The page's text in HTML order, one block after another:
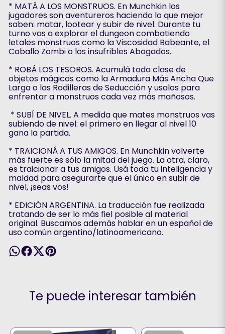
* MATÁ A LOS MONSTRUOS. En Munchkin los
jugadores son aventureros haciendo lo que mejor
saben: matar, lootear y subir de nivel. Durante tu
turno vas a explorar el dungeon combatiendo
letales monstruos como la Viscosidad Babeante, el
Caballo Zombi o los insufribles Abogados.
* ROBÁ LOS TESOROS. Acumulá toda clase de
objetos mágicos como la Armadura Más Ancha Que
Larga o las Rodilleras de Seducción y usalos para
enfrentar a monstruos cada vez más mañosos.
* SUBÍ DE NIVEL. A medida que mates monstruos vas
subiendo de nivel: el primero en llegar al nivel 10
gana la partida.
* TRAICIONÁ A TUS AMIGOS. En Munchkin volverte
más fuerte es sólo la mitad del juego. La otra, claro,
es traicionar a tus amigos. Usá toda tu inteligencia y
maldad para asegurarte que el único en subir de
nivel, ¡seas vos!
* EDICIÓN ARGENTINA. La traducción fue realizada
tratando de ser lo más fiel posible al material
original. Buscamos además hablar en un español de
uso común argentino/latinoamericano.
Te puede interesar también